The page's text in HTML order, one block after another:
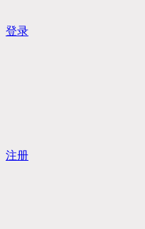
登录
注册